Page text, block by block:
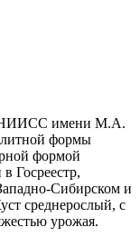
НИИCC имени М.А.
формы
формой
Госреестр,
Сибирском и
среднерослый, с
урожая.